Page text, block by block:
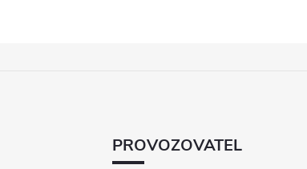
PROVOZOVATEL